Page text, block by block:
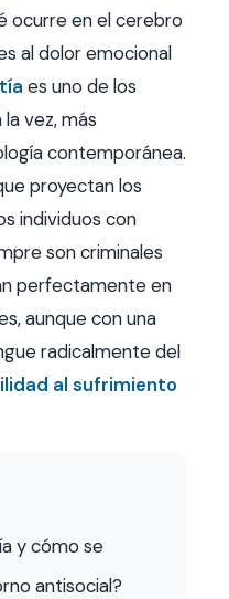
ocurre en el cerebro
al dolor emocional
es uno de los
vez, más
contemporánea.
proyectan los
individuos con
son criminales
perfectamente en
aunque con una
radicalmente del
al sufrimiento
y cómo se
antisocial?